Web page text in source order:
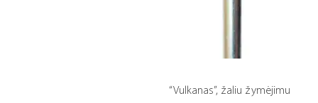
“Vulkanas”, žaliu žymėjimu